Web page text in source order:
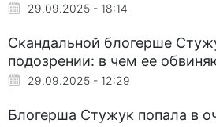
29.09.2025 - 18:14
Скандальной блогерше
подозрении: в чем ее
29.09.2025 - 12:29
Блогерша Стужук попала в